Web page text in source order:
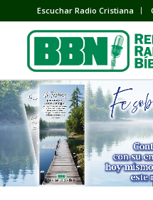
Escuchar Radio Cristiana